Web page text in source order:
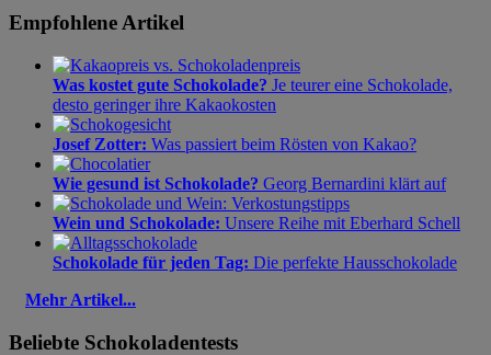
Empfohlene Artikel
Was kostet gute Schokolade? Je teurer eine Schokolade,
desto geringer ihre Kakaokosten
Josef Zotter: Was passiert beim Rösten von Kakao?
Wie gesund ist Schokolade? Georg Bernardini klärt auf
Wein und Schokolade: Unsere Reihe mit Eberhard Schell
Schokolade für jeden Tag: Die perfekte Hausschokolade
Mehr Artikel...
Beliebte Schokoladentests